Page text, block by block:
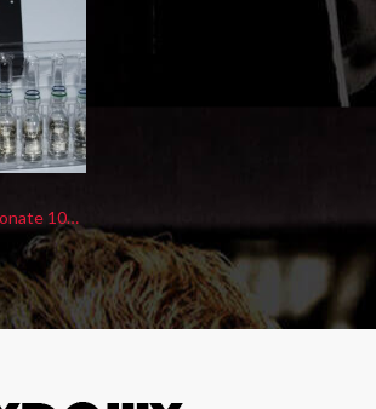
Drostanolone Propionate 100 mg/ml Aurora